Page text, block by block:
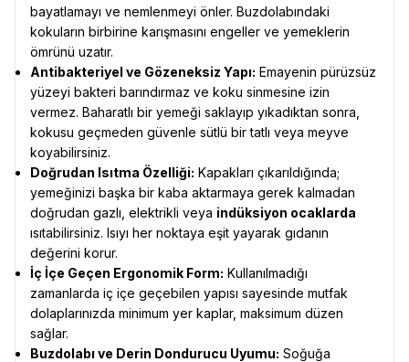
bayatlamayı ve nemlenmeyi önler. Buzdolabındaki
kokuların birbirine karışmasını engeller ve yemeklerin
ömrünü uzatır.
Antibakteriyel ve Gözeneksiz Yapı: Emayenin pürüzsüz
yüzeyi bakteri barındırmaz ve koku sinmesine izin
vermez. Baharatlı bir yemeği saklayıp yıkadıktan sonra,
kokusu geçmeden güvenle sütlü bir tatlı veya meyve
koyabilirsiniz.
Doğrudan Isıtma Özelliği: Kapakları çıkarıldığında;
yemeğinizi başka bir kaba aktarmaya gerek kalmadan
doğrudan gazlı, elektrikli veya indüksiyon ocaklarda
ısıtabilirsiniz. Isıyı her noktaya eşit yayarak gıdanın
değerini korur.
İç İçe Geçen Ergonomik Form: Kullanılmadığı
zamanlarda iç içe geçebilen yapısı sayesinde mutfak
dolaplarınızda minimum yer kaplar, maksimum düzen
sağlar.
Buzdolabı ve Derin Dondurucu Uyumu: Soğuğa